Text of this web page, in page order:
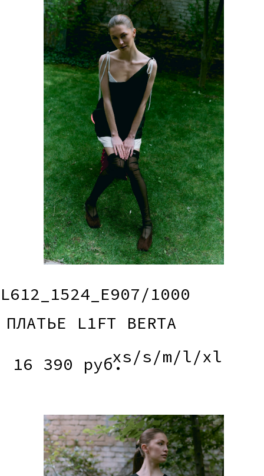
L612_1524_E907/1000
ПЛАТЬЕ L1FT BERTA
16 390 руб.xs/s/m/l/xl
L612_3251_E907/1000
ТОП L1FT MAY